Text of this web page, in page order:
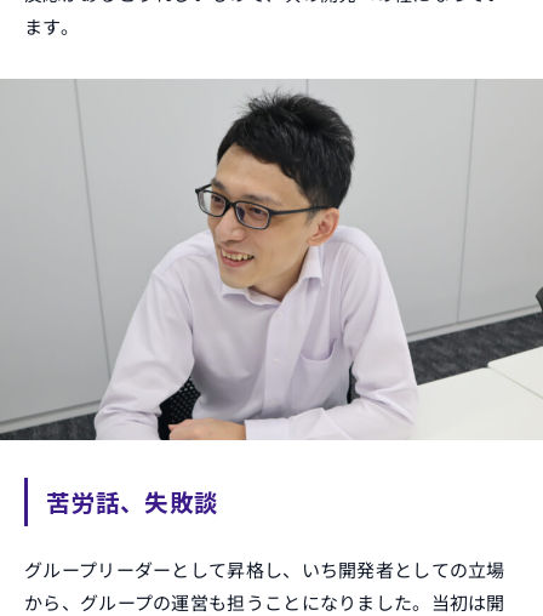
ます。
苦労話、失敗談
グループリーダーとして昇格し、いち開発者としての立場
から、グループの運営も担うことになりました。当初は開